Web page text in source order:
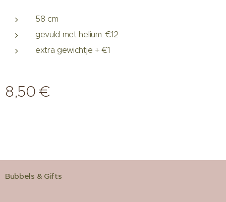
58 cm
gevuld met helium: €12
extra gewichtje + €1
8,50 €
Bubbels & Gifts